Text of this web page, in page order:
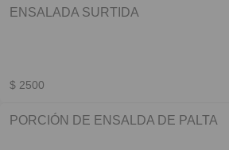
ENSALADA SURTIDA
$ 2500
PORCIÓN DE ENSALDA DE PALTA